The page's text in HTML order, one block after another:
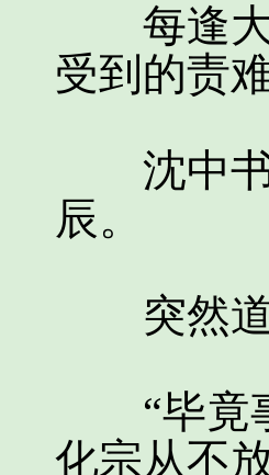
每逢大
受到的责
沈中书
辰。
突然道
“毕竟事
化宗从不